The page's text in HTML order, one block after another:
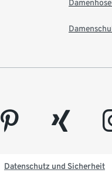
pinterest xing
Datenschutz und Sicherheit